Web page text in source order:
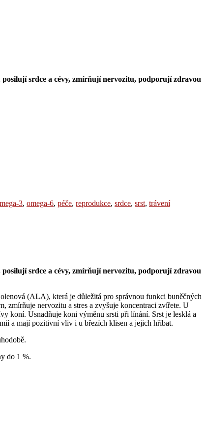
srdce a cévy, zmírňují nervozitu, podporují zdravou
3, omega-6, péče, reprodukce, srdce, srst, trávení
srdce a cévy, zmírňují nervozitu, podporují zdravou
(ALA), která je důležitá pro správnou funkci buněčných
zmírňuje nervozitu a stres a zvyšuje koncentraci zvířete. U
koní. Usnadňuje koni výměnu srsti při línání. Srst je lesklá a
a mají pozitivní vliv i u březích klisen a jejich hříbat.
do 1 %.